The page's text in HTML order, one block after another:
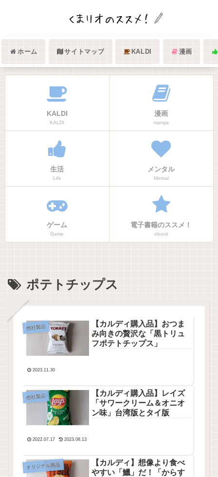
ホーム サイトマップ KALDI 漫画
KALDI
KALDI
漫画
manga
生活
Life
メンタル
Mental
ゲーム
Game
電子書籍のススメ！
ebook
ポテトチップス
他社製品
【カルディ購入品】おつま
み向きの贅沢な「黒トリュ
フポテトチップス」
2023.11.30
他社製品
【カルディ購入品】レイズ
「サワークリーム＆オニオ
ン味」台湾版とタイ版
2022.07.17 2023.08.13
オリジナル商品
【カルディ】想像より食べ
やすい「鱲」だ！「からす